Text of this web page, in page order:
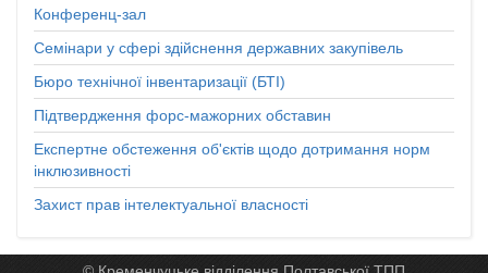
Конференц-зал
Семінари у сфері здійснення державних закупівель
Бюро технічної інвентаризації (БТІ)
Підтвердження форс-мажорних обставин
Експертне обстеження об'єктів щодо дотримання норм
інклюзивності
Захист прав інтелектуальної власності